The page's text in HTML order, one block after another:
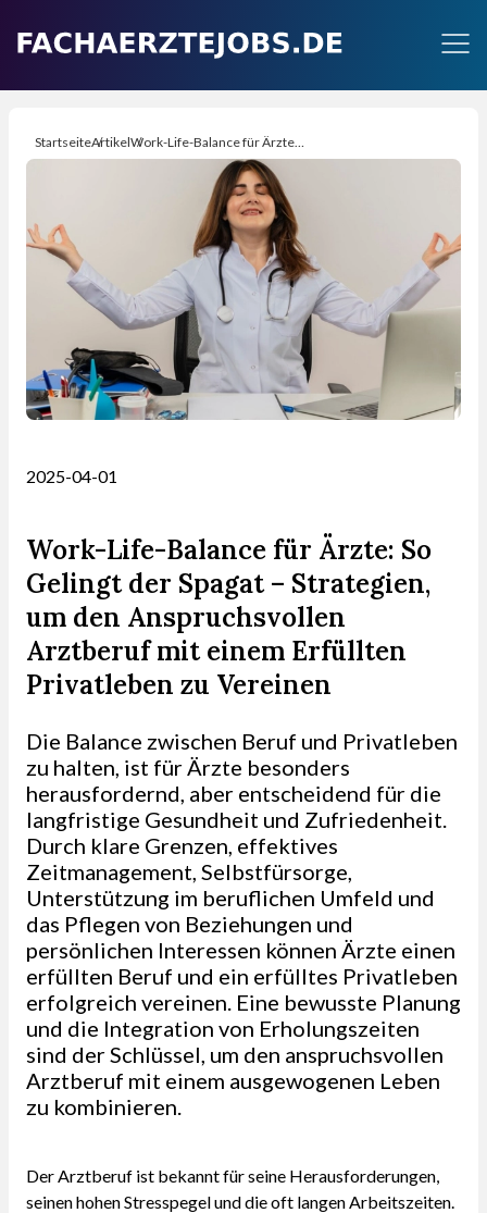
StartseiteArtikel Work-Life-Balance für Ärzte: So Gelingt der Spagat – Strategien, um den Anspruchsvollen Arztberuf mit einem Erfüllten Privatleben zu Vereinen
2025-04-01
Work-Life-Balance für Ärzte: So
Gelingt der Spagat – Strategien,
um den Anspruchsvollen
Arztberuf mit einem Erfüllten
Privatleben zu Vereinen
Die Balance zwischen Beruf und Privatleben
zu halten, ist für Ärzte besonders
herausfordernd, aber entscheidend für die
langfristige Gesundheit und Zufriedenheit.
Durch klare Grenzen, effektives
Zeitmanagement, Selbstfürsorge,
Unterstützung im beruflichen Umfeld und
das Pflegen von Beziehungen und
persönlichen Interessen können Ärzte einen
erfüllten Beruf und ein erfülltes Privatleben
erfolgreich vereinen. Eine bewusste Planung
und die Integration von Erholungszeiten
sind der Schlüssel, um den anspruchsvollen
Arztberuf mit einem ausgewogenen Leben
zu kombinieren.
Der Arztberuf ist bekannt für seine Herausforderungen,
seinen hohen Stresspegel und die oft langen Arbeitszeiten.